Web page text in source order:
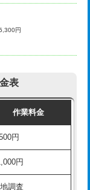
円
円
円
円+材料費
円
表
作業料金
円
円
調査